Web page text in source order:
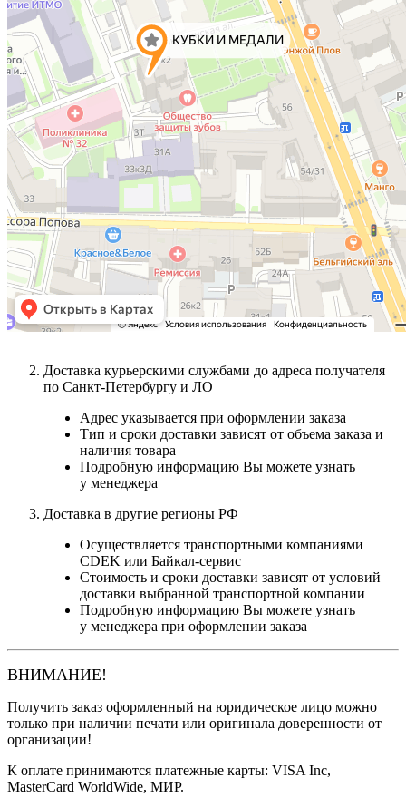
Доставка курьерскими службами до адреса получателя
по Санкт-Петербургу и ЛО
Адрес указывается при оформлении заказа
Тип и сроки доставки зависят от объема заказа и
наличия товара
Подробную информацию Вы можете узнать
у менеджера
Доставка в другие регионы РФ
Осуществляется транспортными компаниями
CDEK или Байкал-сервис
Стоимость и сроки доставки зависят от условий
доставки выбранной транспортной компании
Подробную информацию Вы можете узнать
у менеджера при оформлении заказа
ВНИМАНИЕ!
Получить заказ оформленный на юридическое лицо можно
только при наличии печати или оригинала доверенности от
организации!
К оплате принимаются платежные карты: VISA Inc,
MasterCard WorldWide, МИР.